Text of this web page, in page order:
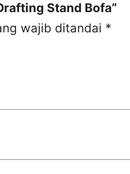
Stand Bofa”
wajib ditandai *